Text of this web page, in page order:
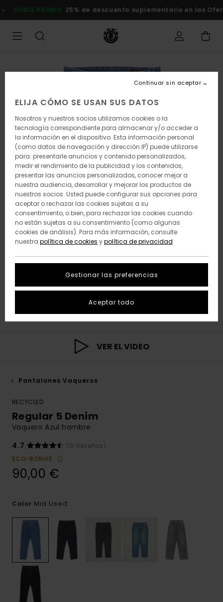
a
la
PROMO 25% de descuento suplementario en las Ofertas
VER EL VIDEO
Pantalones Vaqueros
RECYCLED
Regular 5 Denim
Vaquero Azul hombre
4.7
(13 Reseñas)
ECO-BONUS
90,00 €
Color Mid Used
ELIJA CÓMO SE USAN SUS DATOS
Nosotros y nuestros socios utilizamos cookies o la
tecnología correspondiente para almacenar y/o acceder a
la información en el dispositivo. Esta información personal
(como datos de navegación y dirección IP) puede utilizarse
para: presentarle anuncios y contenido personalizados,
medir el rendimiento de la publicidad y los contenidos,
presentar las anuncios personalizados, conocer mejor a
nuestra audiencia, desarrollar y mejorar los productos de
nuestros socios. Usted puede configurar sus opciones para
aceptar o rechazar las cookies sujetas a su
consentimiento, o bien, para rechazar las cookies cuando
no están sujetas a su consentimiento (como algunas
cookies de análisis). Para más información, consulte
nuestra política de cookies ypolítica de privacidad
Gestionar las preferencias
Continuar sin aceptar
Aceptar todo